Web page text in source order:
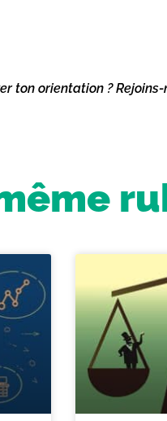
ton orientation ? Rejoins-